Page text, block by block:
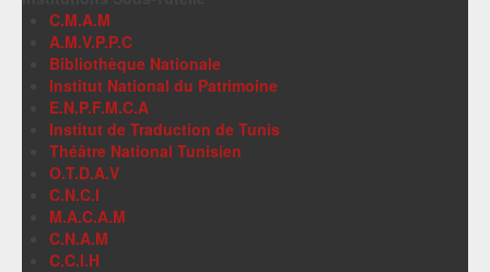
C.M.A.M
A.M.V.P.P.C
Bibliothèque Nationale
Institut National du Patrimoine
E.N.P.F.M.C.A
Institut de Traduction de Tunis
Théâtre National Tunisien
O.T.D.A.V
C.N.C.I
M.A.C.A.M
C.N.A.M
C.C.I.H